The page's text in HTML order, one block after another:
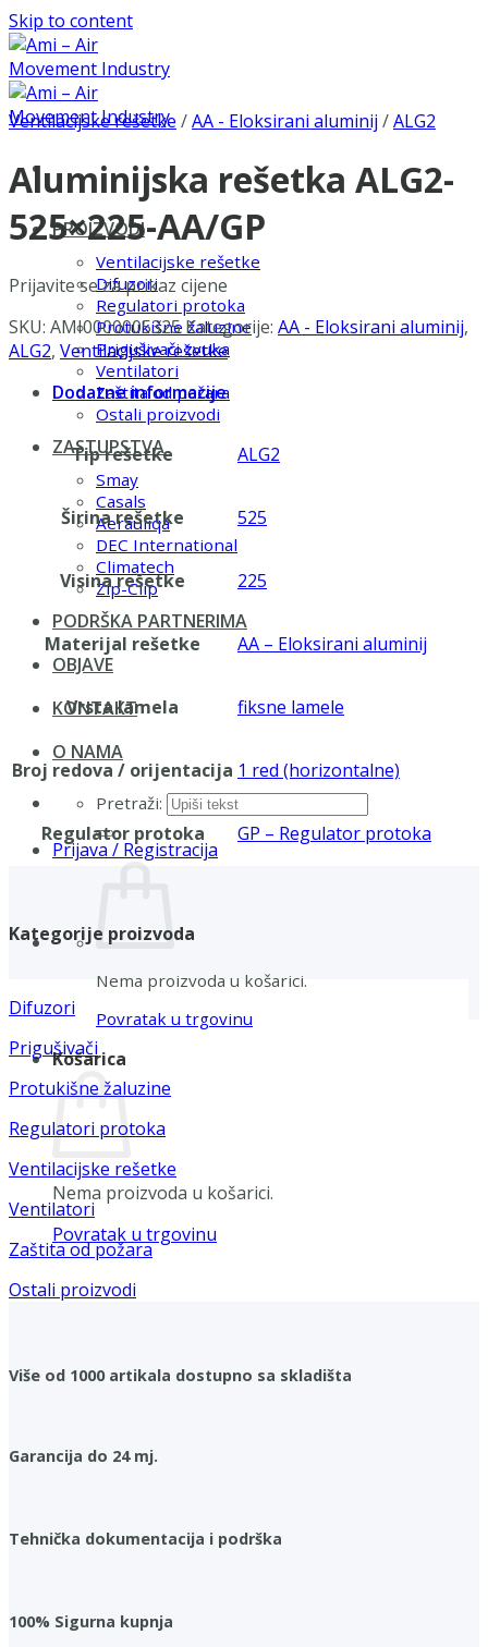
Skip to content
PROIZVODI
Ventilacijske rešetke
Difuzori
Regulatori protoka
Protukišne žaluzine
Prigušivači zvuka
Ventilatori
Zaštita od požara
Ostali proizvodi
ZASTUPSTVA
Smay
Casals
Aerauliqa
DEC International
Climatech
Zip-Clip
PODRŠKA PARTNERIMA
OBJAVE
KONTAKT
O NAMA
Pretraži:
Prijava / Registracija
Nema proizvoda u košarici.
Povratak u trgovinu
Košarica
Nema proizvoda u košarici.
Povratak u trgovinu
Ventilacijske rešetke /AA - Eloksirani aluminij /ALG2
Aluminijska rešetka ALG2-
525×225-AA/GP
Prijavite se za prikaz cijene
SKU: AMI0000005325 Kategorije: AA - Eloksirani aluminij,
ALG2, Ventilacijske rešetke
Dodatne informacije
Tip rešetke ALG2
Širina rešetke 525
Visina rešetke 225
Materijal rešetke AA – Eloksirani aluminij
Vrsta lamela fiksne lamele
Broj redova / orijentacija 1 red (horizontalne)
Regulator protoka GP – Regulator protoka
Kategorije proizvoda
Difuzori
Prigušivači
Protukišne žaluzine
Regulatori protoka
Ventilacijske rešetke
Ventilatori
Zaštita od požara
Ostali proizvodi
Više od 1000 artikala dostupno sa skladišta
Garancija do 24 mj.
Tehnička dokumentacija i podrška
100% Sigurna kupnja